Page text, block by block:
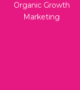
Organic Growth
Marketing